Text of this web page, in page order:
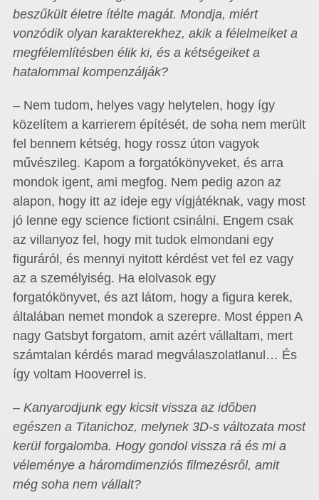
beszűkült életre ítélte magát. Mondja, miért
vonzódik olyan karakterekhez, akik a félelmei­ket a
megfélemlítésben élik ki, és a kétségeiket a
hatalommal kompenzálják?
– Nem tudom, helyes vagy helytelen, hogy így
közelítem a karrierem építését, de soha nem merült
fel bennem kétség, hogy rossz úton vagyok
művészileg. Kapom a forgatókönyveket, és arra
mondok igent, ami megfog. Nem pedig azon az
alapon, hogy itt az ideje egy vígjátéknak, vagy most
jó lenne egy science fictiont csinálni. Engem csak
az villanyoz fel, hogy mit tudok elmondani egy
figuráról, és mennyi nyitott kérdést vet fel ez vagy
az a személyiség. Ha elolvasok egy
forgatókönyvet, és azt látom, hogy a figura kerek,
általában nemet mondok a szerepre. Most éppen A
nagy Gatsbyt forgatom, amit azért vállaltam, mert
számtalan kérdés marad megválaszolatlanul… És
így voltam Hooverrel is.
– Kanyarodjunk egy kicsit vissza az időben
egészen a Titanichoz, melynek 3D-s változata most
kerül forgalomba. Hogy gondol vissza rá és mi a
véleménye a háromdimenziós filmezésről, amit
még soha nem vállalt?